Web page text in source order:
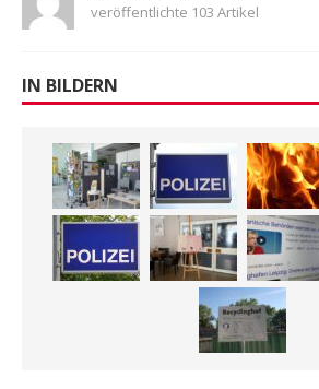
veröffentlichte 103 Artikel
IN BILDERN